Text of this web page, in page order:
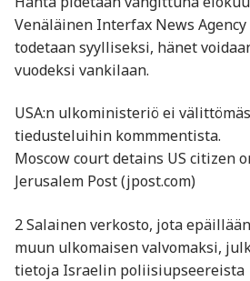
Venäläinen Interfax News Agency
todetaan syylliseksi, hänet
vuodeksi vankilaan.
USA:n ulkoministeriö ei
tiedusteluihin kommmentista.
Moscow court detains US citizen
Jerusalem Post (jpost.com)
2 Salainen verkosto, jota
muun ulkomaisen valvomaksi,
tietoja Israelin poliisiupseereista